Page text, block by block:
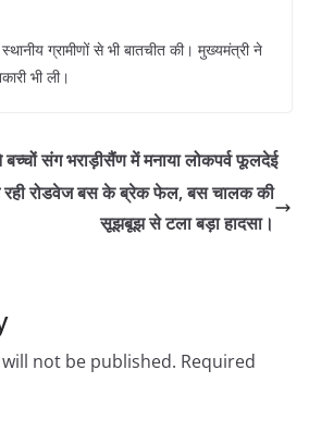
ग्रामीणों से भी बातचीत की। मुख्यमंत्री ने
भी ली।
बच्चों संग भराड़ीसैंण में मनाया लोकपर्व फूलदेई
रही रोडवेज बस के ब्रेक फेल, बस चालक की
सूझबूझ से टला बड़ा हादसा।
not be published. Required